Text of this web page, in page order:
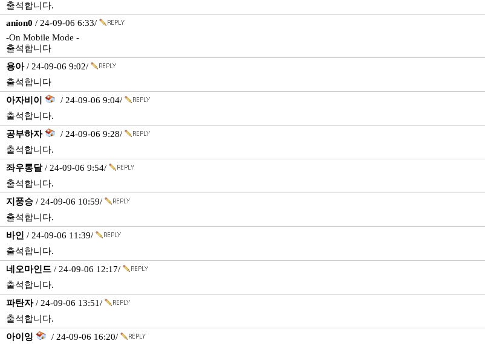
출석합니다.
anion0 / 24-09-06 6:33/
-On Mobile Mode -
출석합니다
용아/ 24-09-06 9:02/
출석합니다
아자비이
/ 24-09-06 9:04/
출석합니다.
공부하자
/ 24-09-06 9:28/
출석합니다.
좌우통달/ 24-09-06 9:54/
출석합니다.
지풍승 / 24-09-06 10:59/
출석합니다.
바인 / 24-09-06 11:39/
출석합니다.
네오마인드 / 24-09-06 12:17/
출석합니다.
파탄자/ 24-09-06 13:51/
출석합니다.
아이잉
/ 24-09-06 16:20/